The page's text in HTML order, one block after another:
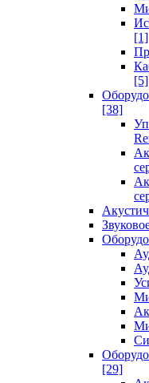
[1]
[5]
[38]
[29]